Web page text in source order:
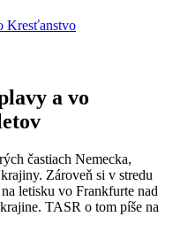
Kresťanstvo
a vo
častiach Nemecka,
Zároveň si v stredu
letisku vo Frankfurte nad
TASR o tom píše na